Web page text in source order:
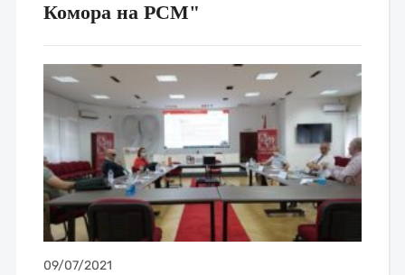
Комора на РСМ"
09/07/2021